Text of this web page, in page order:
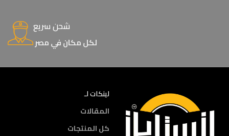
شحن سريع
لكل مكان في مصر
لينكات لـ
المقالات
كل المنتجات